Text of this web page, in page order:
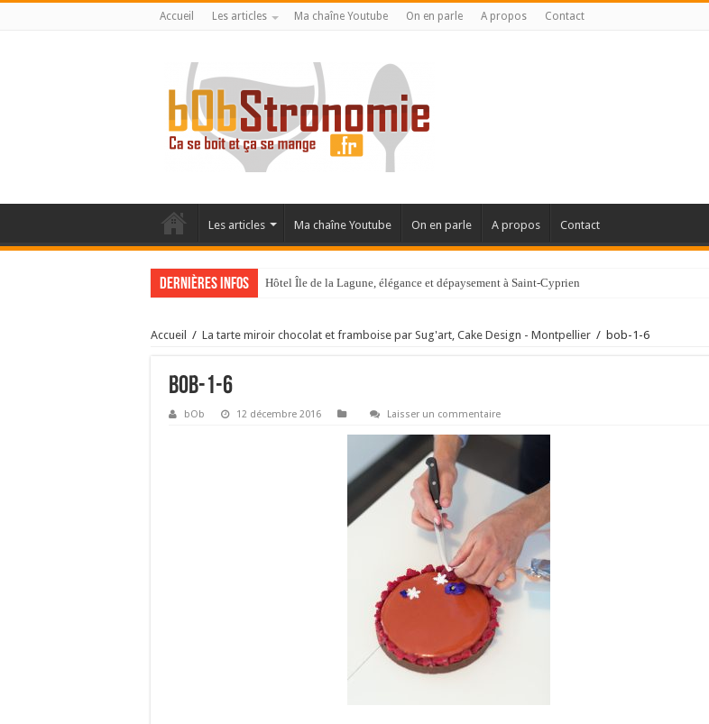
Accueil Les articles Ma chaîne Youtube On en parle A propos Contact
Les articles Ma chaîne Youtube On en parle A propos Contact
Dernières infos Hôtel Île de la Lagune, élégance et dépaysement à Saint-Cyprien
La Villa Duflot, pépite perpignanaise
Accueil / La tarte miroir chocolat et framboise par Sug'art, Cake Design - Montpellier / bob-1-6
bob-1-6
bOb 12 décembre 2016 Laisser un commentaire